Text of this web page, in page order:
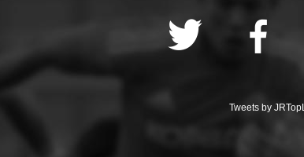
Tweets by